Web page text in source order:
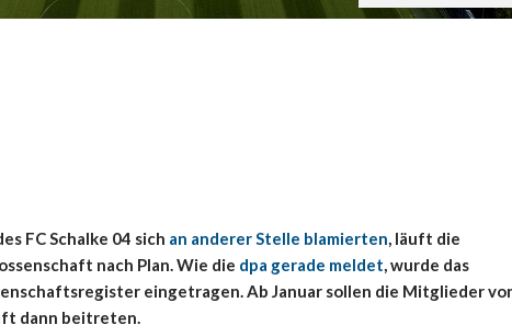
FC Schalke 04 sich an anderer Stelle blamierten, läuft die
nach Plan. Wie die dpa gerade meldet, wurde das
eingetragen. Ab Januar sollen die Mitglieder
dann beitreten.